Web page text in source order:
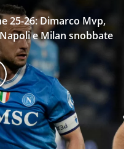
25-26: Dimarco Mvp,
e Milan snobbate